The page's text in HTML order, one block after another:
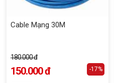
Cable Mạng 30M
180.000 đ
150.000 đ -17%